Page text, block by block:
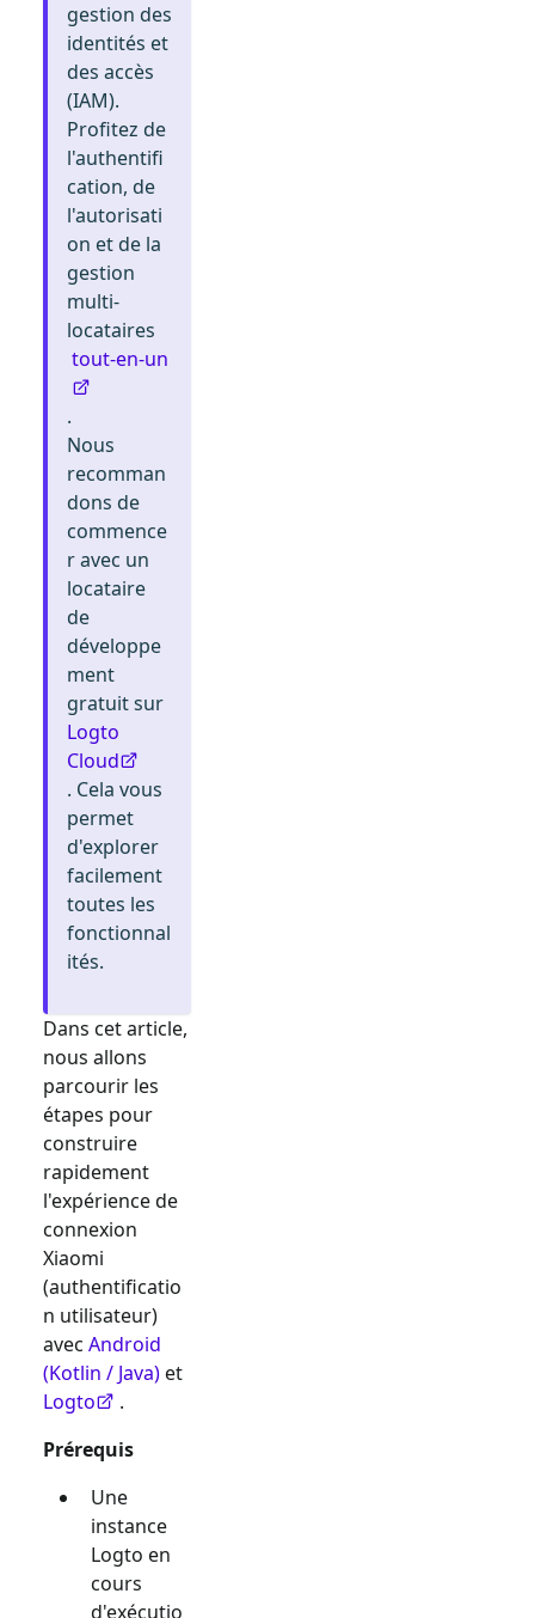
gestion des
identités et
des accès
(IAM).
Profitez de
l'authentifi
cation, de
l'autorisati
on et de la
gestion
multi-
locataires
tout-en-un
.
Nous
recomman
dons de
commence
r avec un
locataire
de
développe
ment
gratuit sur
Logto
Cloud
. Cela vous
permet
d'explorer
facilement
toutes les
fonctionnal
ités.
Dans cet article,
nous allons
parcourir les
étapes pour
construire
rapidement
l'expérience de
connexion
Xiaomi
(authentificatio
n utilisateur)
avec Android
(Kotlin / Java)et
Logto
.
Prérequis
Une
instance
Logto en
cours
d'exécutio